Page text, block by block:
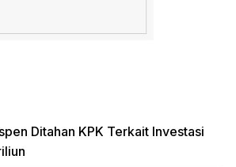
Ditahan KPK Terkait Investasi